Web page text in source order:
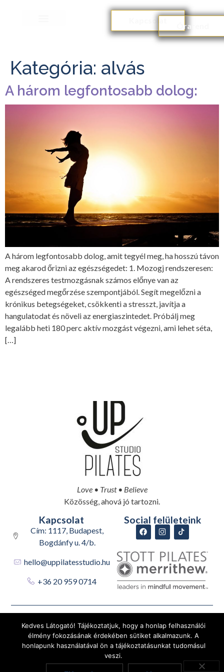
Órarend
Kategória: alvás
A három legfontosabb dolog:
A három legfontosabb dolog, amit tegyél meg, ha hosszú távon
meg akarod őrizni az egészségedet: 1. Mozogj rendszeresen:
A rendszeres testmozgásnak számos előnye van az
egészséged megőrzése szempontjából. Segít megelőzni a
krónikus betegségeket, csökkenti a stresszt, javítja a
hangulatodat és növeli az energiaszintedet. Próbálj meg
legalább heti 180 perc aktív mozgást végezni, ami lehet séta,
[…]
Love • Trust • Believe
Közösség, ahová jó tartozni.
Kapcsolat
Cím: 1117, Budapest,
Bogdánfy u. 4/b.
hello@uppilatesstudio.hu
+36 20 959 0714
Social felületeink
Adatvédelmi nyilatkozat
Általános Szerződési Feltételek
Impresszum
Merrithew.com
Photography © Merrithew International Inc.
Kedves Látogató! Tájékoztatjuk, hogy a honlap felhasználói
élmény fokozásának érdekében sütiket alkalmazunk. A
honlapunk használatával ön a tájékoztatásunkat tudomásul
veszi.